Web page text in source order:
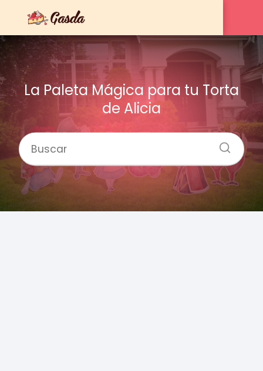
La Paleta Mágica para tu Torta
de Alicia